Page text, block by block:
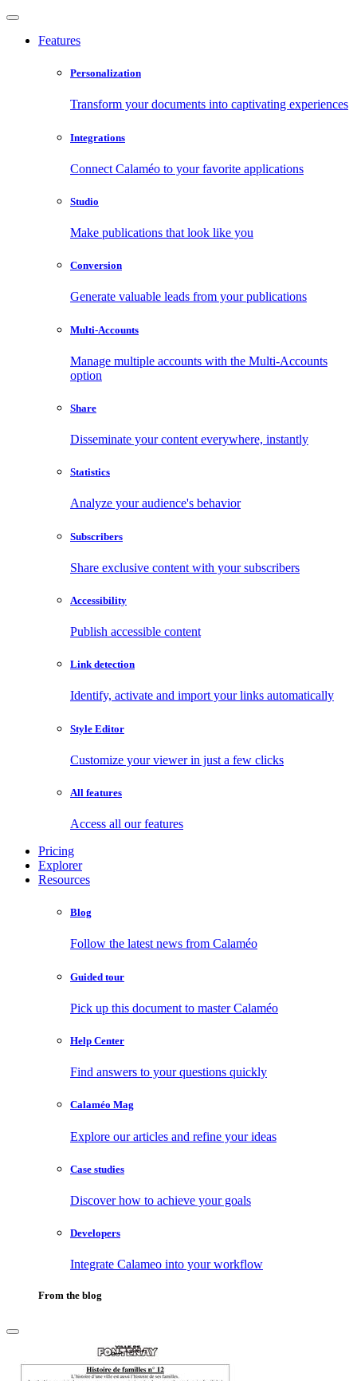
Features
Personalization
Transform your documents into captivating experiences
Integrations
Connect Calaméo to your favorite applications
Studio
Make publications that look like you
Conversion
Generate valuable leads from your publications
Multi-Accounts
Manage multiple accounts with the Multi-Accounts
option
Share
Disseminate your content everywhere, instantly
Statistics
Analyze your audience's behavior
Subscribers
Share exclusive content with your subscribers
Accessibility
Publish accessible content
Link detection
Identify, activate and import your links automatically
Style Editor
Customize your viewer in just a few clicks
All features
Access all our features
Pricing
Explorer
Resources
Blog
Follow the latest news from Calaméo
Guided tour
Pick up this document to master Calaméo
Help Center
Find answers to your questions quickly
Calaméo Mag
Explore our articles and refine your ideas
Case studies
Discover how to achieve your goals
Developers
Integrate Calameo into your workflow
From the blog